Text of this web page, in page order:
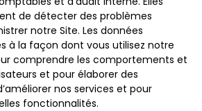
de détecter des problèmes
notre Site. Les données
à la façon dont vous utilisez notre
comprendre les comportements et
et pour élaborer des
nos services et pour
fonctionnalités.